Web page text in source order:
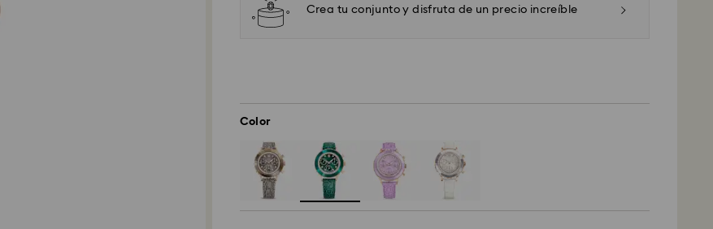
Crea tu conjunto y disfruta de un precio increíble
Color